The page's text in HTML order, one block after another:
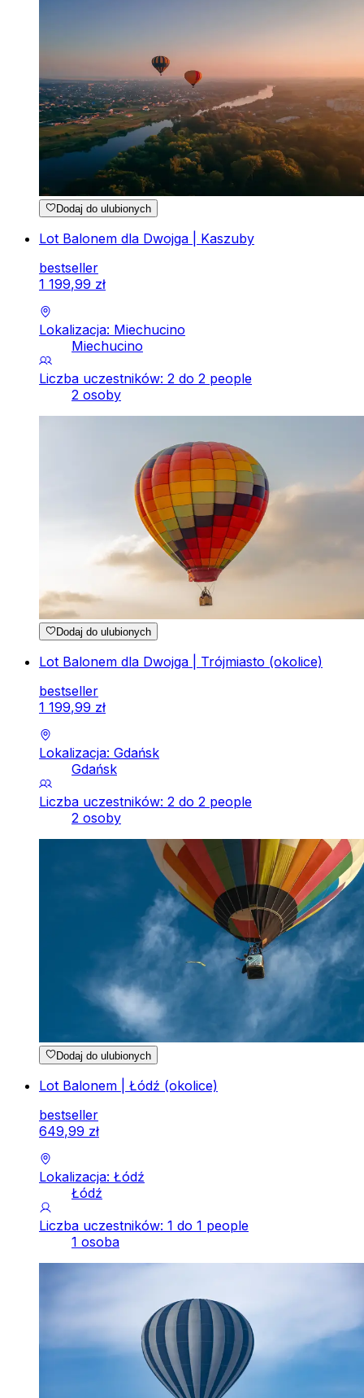
Dodaj do ulubionych
Lot Balonem dla Dwojga | Kaszuby
bestseller
1 199,99 zł
Lokalizacja: Miechucino
Miechucino
Liczba uczestników: 2 do 2 people
2 osoby
Dodaj do ulubionych
Lot Balonem dla Dwojga | Trójmiasto (okolice)
bestseller
1 199,99 zł
Lokalizacja: Gdańsk
Gdańsk
Liczba uczestników: 2 do 2 people
2 osoby
Dodaj do ulubionych
Lot Balonem | Łódź (okolice)
bestseller
649,99 zł
Lokalizacja: Łódź
Łódź
Liczba uczestników: 1 do 1 people
1 osoba